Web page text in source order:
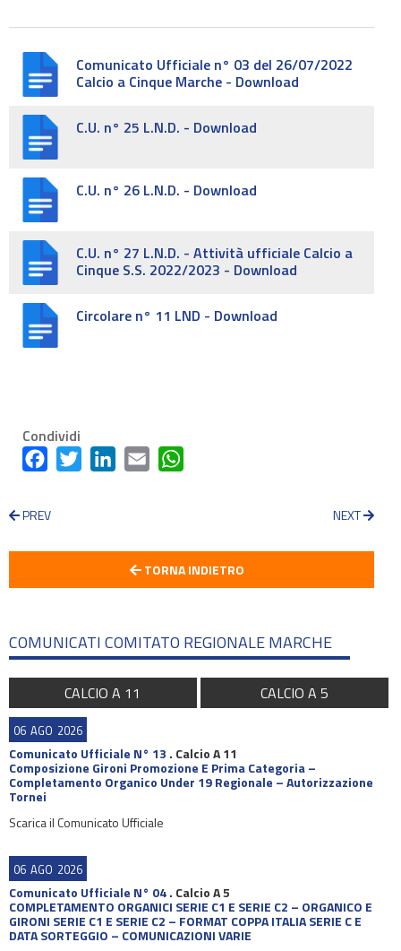
Comunicato Ufficiale n° 03 del 26/07/2022
Calcio a Cinque Marche - Download
C.U. n° 25 L.N.D. - Download
C.U. n° 26 L.N.D. - Download
C.U. n° 27 L.N.D. - Attività ufficiale Calcio a
Cinque S.S. 2022/2023 - Download
Circolare n° 11 LND - Download
Condividi
FacebookTwitter LinkedInEmail
PREV NEXT
TORNA INDIETRO
COMUNICATI COMITATO REGIONALE MARCHE
CALCIO A 11 CALCIO A 5
06 AGO 2026
Comunicato Ufficiale N° 13 . Calcio A 11
Composizione Gironi Promozione E Prima Categoria –
Completamento Organico Under 19 Regionale – Autorizzazione
Tornei
Scarica il Comunicato Ufficiale
06 AGO 2026
Comunicato Ufficiale N° 04. Calcio A 5
COMPLETAMENTO ORGANICI SERIE C1 E SERIE C2 – ORGANICO E
GIRONI SERIE C1 E SERIE C2 – FORMAT COPPA ITALIA SERIE C E
DATA SORTEGGIO – COMUNICAZIONI VARIE